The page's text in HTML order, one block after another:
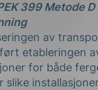
399 Metode D
av
etableringen
for både
slike